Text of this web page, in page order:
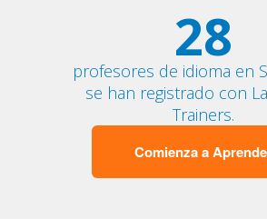
28
profesores de idioma en
se han registrado con
Trainers.
Comienza a